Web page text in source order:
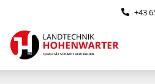
Zum Inhalt springen (Alt+0)
Zum Hauptmenü springen +43